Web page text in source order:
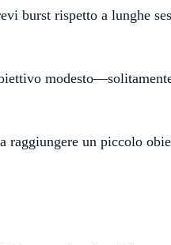
burst rispetto a lunghe
raggiungere un piccolo